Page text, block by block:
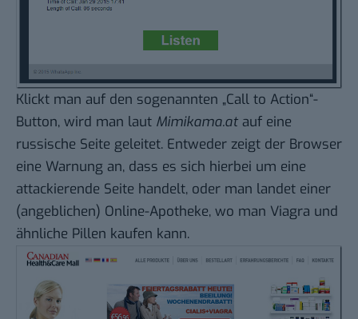
Klickt man auf den sogenannten „Call to Action“-
Button, wird man laut Mimikama.at auf eine
russische Seite geleitet. Entweder zeigt der Browser
eine Warnung an, dass es sich hierbei um eine
attackierende Seite handelt, oder man landet einer
(angeblichen) Online-Apotheke, wo man Viagra und
ähnliche Pillen kaufen kann.